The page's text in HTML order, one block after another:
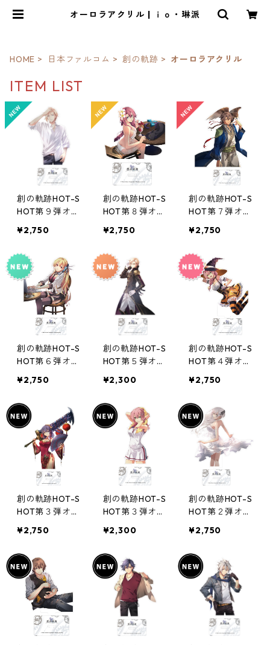
オーロラアクリル | ｉｏ・琳派
HOME 日本ファルコム 創の軌跡 オーロラアクリル
ITEM LIST
創の軌跡HOT-S
HOT第９弾オー
タンド
¥2,750
創の軌跡HOT-S
HOT第８弾オー
タンド
¥2,750
創の軌跡HOT-S
HOT第７弾オー
タンド
¥2,750
創の軌跡HOT-S
HOT第６弾オー
タンド
¥2,750
創の軌跡HOT-S
HOT第５弾オー
タンド
¥2,300
創の軌跡HOT-S
HOT第４弾オー
タンド
¥2,750
創の軌跡HOT-S
HOT第３弾オー
タンド(リーシ
¥2,750
創の軌跡HOT-S
HOT第３弾オー
タンド
¥2,300
創の軌跡HOT-S
HOT第２弾オー
タンド
¥2,750